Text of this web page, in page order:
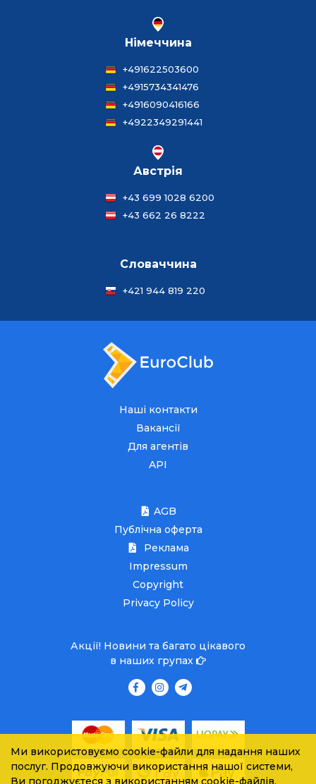
Німеччина
+491622503600
+4915734341476
+4916090416166
+4922349291441
Австрія
+43 699 1028 6200
+43 662 26 8222
Словаччина
+421 944 819 220
Наші контакти
Вакансії
Для агентів
API
AGB
Публічна оферта
Реклама
Impressum
Copyright
Privacy Policy
Акції! Новини та багато цікавого
в наших групах
Ми використовуємо cookie-файли для надання наших
послуг. Продовжуючи використання нашої системи,
Ви погоджуєтеся з використанням cookie-файлів.